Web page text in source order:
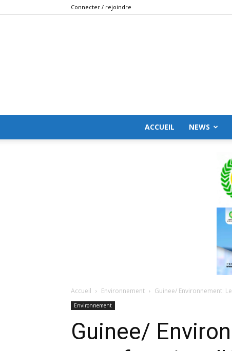
Connecter / rejoindre
ACCUEIL NEWS
Accueil Environnement Guinee/ Environnement:
Environnement
Guinee/